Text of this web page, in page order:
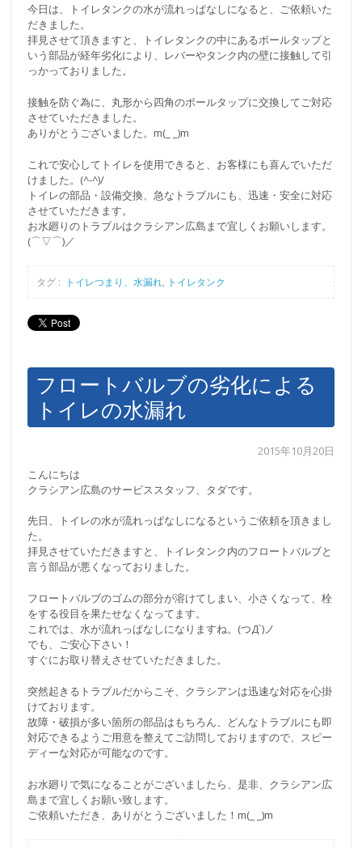
今日は、トイレタンクの水が流れっぱなしになると、ご依頼いた
だきました。
拝見させて頂きますと、トイレタンクの中にあるボールタップと
いう部品が経年劣化により、レバーやタンク内の壁に接触して引
っかっておりました。
接触を防ぐ為に、丸形から四角のボールタップに交換してご対応
させていただきました。
ありがとうございました。m(_ _)m
これで安心してトイレを使用できると、お客様にも喜んでいただ
けました。(^-^)/
トイレの部品・設備交換、急なトラブルにも、迅速・安全に対応
させていただきます。
お水廻りのトラブルはクラシアン広島まで宜しくお願いします。
(⌒▽⌒)／
タグ : トイレつまり、水漏れ, トイレタンク
フロートバルブの劣化による
トイレの水漏れ
2015年10月20日
こんにちは
クラシアン広島のサービススタッフ、タダです。
先日、トイレの水が流れっぱなしになるというご依頼を頂きまし
た。
拝見させていただきますと、トイレタンク内のフロートバルブと
言う部品が悪くなっておりました。
フロートバルブのゴムの部分が溶けてしまい、小さくなって、栓
をする役目を果たせなくなってます。
これでは、水が流れっぱなしになりますね。(つД`)ノ
でも、ご安心下さい！
すぐにお取り替えさせていただきました。
突然起きるトラブルだからこそ、クラシアンは迅速な対応を心掛
けております。
故障・破損が多い箇所の部品はもちろん、どんなトラブルにも即
対応できるようご用意を整えてご訪問しておりますので、スピー
ディーな対応が可能なのです。
お水廻りで気になることがございましたら、是非、クラシアン広
島まで宜しくお願い致します。
ご依頼いただき、ありがとうございました！m(_ _)m